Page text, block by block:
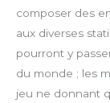
composer des
aux diverses
pourront y
du monde ; les
jeu ne donnant